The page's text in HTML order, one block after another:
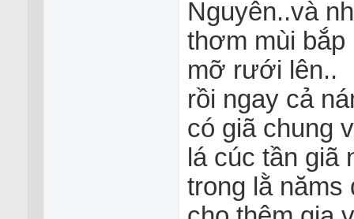
Nguyên..và
thơm mùi
mỡ rưới lên..
rồi ngay cả
có giã chung
lá cúc tần
trong lằ năms